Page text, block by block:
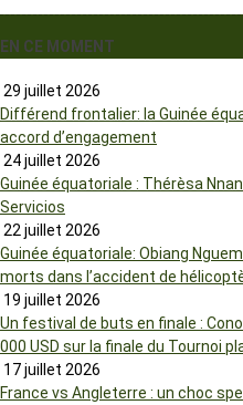
EN CE MOMENT
29 juillet 2026
Différend frontalier: la Guinée
accord d’engagement
24 juillet 2026
Guinée équatoriale : Thérèsa
Servicios
22 juillet 2026
Guinée équatoriale: Obiang
morts dans l’accident de
19 juillet 2026
Un festival de buts en finale :
000 USD sur la finale du Tournoi
17 juillet 2026
France vs Angleterre : un choc